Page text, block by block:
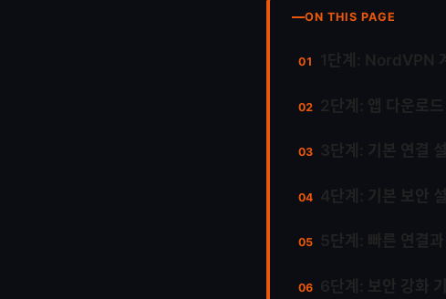
ON THIS PAGE